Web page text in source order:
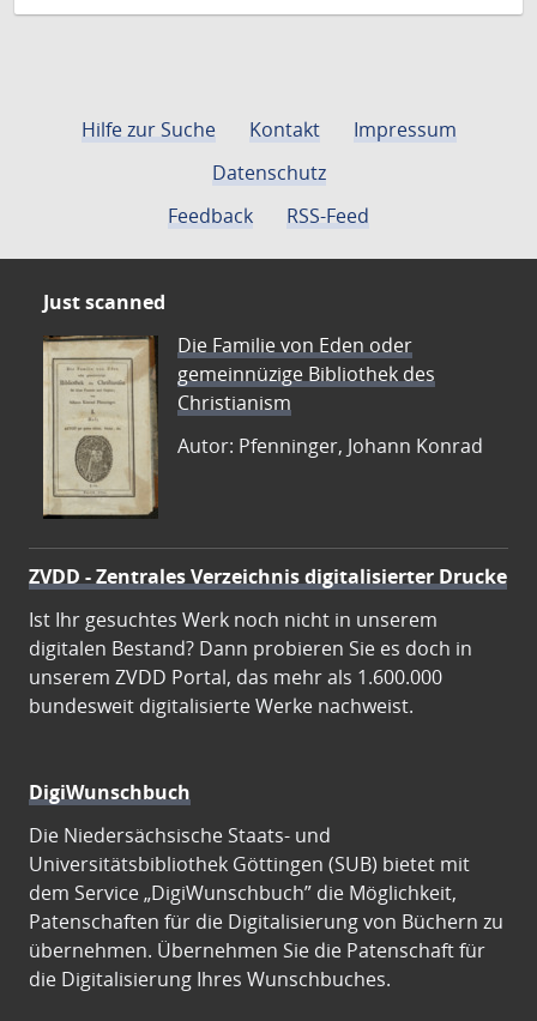
Hilfe zur Suche Kontakt
Impressum
Datenschutz
Feedback
RSS-Feed
Just scanned
Die Familie von Eden oder
gemeinnüzige Bibliothek des
Christianism
Autor: Pfenninger, Johann Konrad
ZVDD - Zentrales Verzeichnis digitalisierter Drucke
Ist Ihr gesuchtes Werk noch nicht in unserem
digitalen Bestand? Dann probieren Sie es doch in
unserem ZVDD Portal, das mehr als 1.600.000
bundesweit digitalisierte Werke nachweist.
DigiWunschbuch
Die Niedersächsische Staats- und
Universitätsbibliothek Göttingen (SUB) bietet mit
dem Service „DigiWunschbuch” die Möglichkeit,
Patenschaften für die Digitalisierung von Büchern zu
übernehmen. Übernehmen Sie die Patenschaft für
die Digitalisierung Ihres Wunschbuches.